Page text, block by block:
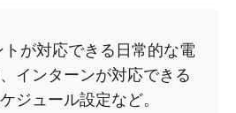
トが対応できる日常的な電
インターンが対応できる
ジュール設定など。